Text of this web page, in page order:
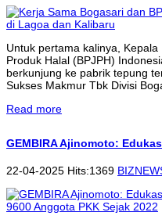
Untuk pertama kalinya,
Produk Halal (BPJPH)
berkunjung ke pabrik tepung
Sukses Makmur Tbk Divisi
Read more
GEMBIRA Ajinomoto:
22-04-2025 Hits:1369